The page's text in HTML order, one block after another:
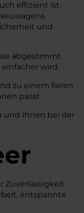
effizient ist.
und
abgestimmt
wird.
zu einem fairen
passt.
und Ihnen bei der
Zuverlässigkeit
entspannte